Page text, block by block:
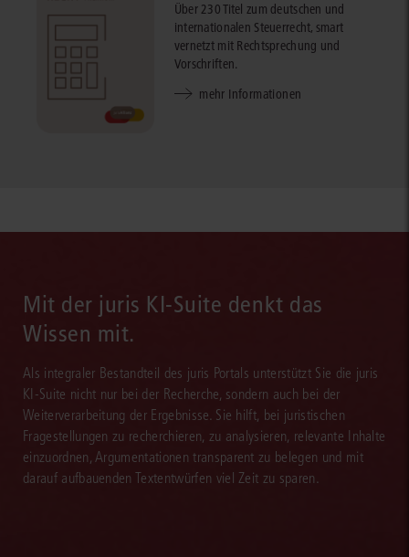
Über 230 Titel zum deutschen und
internationalen Steuerrecht, smart
vernetzt mit Rechtsprechung und
Vorschriften.
mehr Informationen
Mit der juris KI-Suite denkt das
Wissen mit.
Als integraler Bestandteil des juris Portals unterstützt Sie die juris
KI-Suite nicht nur bei der Recherche, sondern auch bei der
Weiterverarbeitung der Ergebnisse. Sie hilft, bei juristischen
Fragestellungen zu recherchieren, zu analysieren, relevante Inhalte
einzuordnen, Argumentationen transparent zu belegen und mit
darauf aufbauenden Textentwürfen viel Zeit zu sparen.